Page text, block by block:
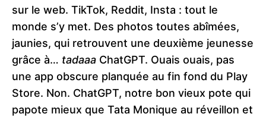
sur le web. TikTok, Reddit, Insta : tout le
monde s’y met. Des photos toutes abîmées,
jaunies, qui retrouvent une deuxième jeunesse
grâce à… tadaaa ChatGPT. Ouais ouais, pas
une app obscure planquée au fin fond du Play
Store. Non. ChatGPT, notre bon vieux pote qui
papote mieux que Tata Monique au réveillon et